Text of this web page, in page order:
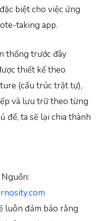
biệt cho việc ứng
taking app.
thống trước đây
thiết kế theo
(cấu trúc trật tự),
và lưu trữ theo từng
đề, ta sẽ lại chia thành
luôn đảm bảo rằng